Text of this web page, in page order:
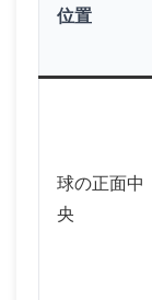
位置
球の正面中
央